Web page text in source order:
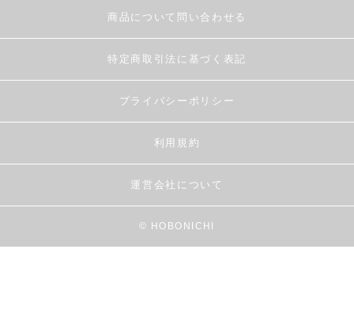
商品について問い合わせる
特定商取引法に基づく表記
プライバシーポリシー
利用規約
運営会社について
© HOBONICHI